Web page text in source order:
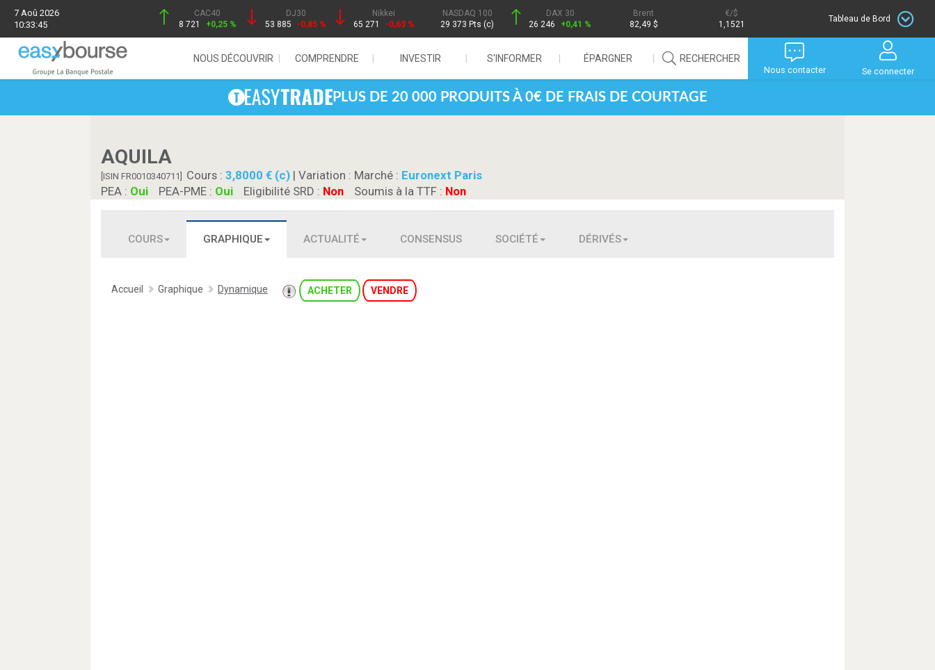
7 Aoû 2026
10:33:45
CAC40
8 721
+0,25 %
DJ30
53 885
-0,85 %
Nikkei
65 271
-0,63 %
NASDAQ 100
29 373 Pts (c)
DAX 30
26 246
+0,41 %
Brent
82,49 $
/$
1,1521
Tableau de Bord
NOUS DÉCOUVRIR COMPRENDRE INVESTIR S'INFORMER ÉPARGNER RECHERCHER
Nous contacter Se connecter
PLUS DE 20 000 PRODUITS À 0€ DE FRAIS DE COURTAGE
AQUILA
[ISIN FR0010340711] Cours : 3,8000 € (c) | Variation : Marché : Euronext Paris
PEA : Oui PEA-PME : Oui Eligibilité SRD : Non Soumis à la TTF : Non
COURS GRAPHIQUE ACTUALITÉ CONSENSUS SOCIÉTÉ DÉRIVÉS
Accueil Graphique Dynamique ACHETER VENDRE